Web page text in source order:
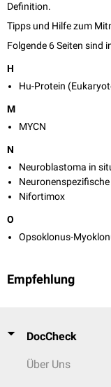
Definition.
Tipps und Hilfe zum
Folgende 6 Seiten sind
H
Hu-Protein
M
MYCN
N
Neuroblastoma in
Nifortimox
O
Opsoklonus-
Empfehlung
DocCheck
Über Uns